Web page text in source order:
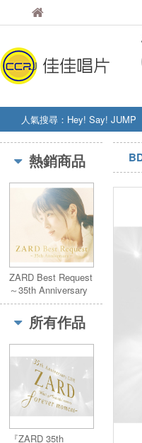
人氣搜尋： Hey! Say! JUMP
STRAY KIDS
盧廣仲 周
熱銷商品
ZARD Best Request
～35th Anniversary
～＜3CD（Blu-spec
CD2)＞所有作品
『ZARD 35th